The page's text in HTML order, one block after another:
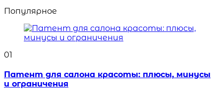
Популярное
01
Патент для салона красоты: плюсы, минусы
и ограничения